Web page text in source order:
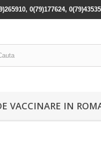
0(79)177624,
VACCINARE IN